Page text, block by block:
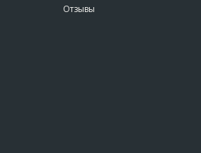
Отзывы